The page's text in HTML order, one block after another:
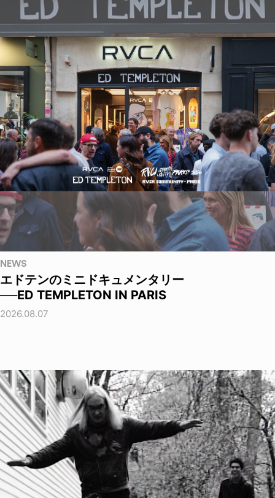
NEWS
エドテンのミニドキュメンタリー
──ED TEMPLETON IN PARIS
2026.08.07